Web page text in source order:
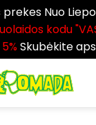
prekes Nuo
kodu
Skubėkite